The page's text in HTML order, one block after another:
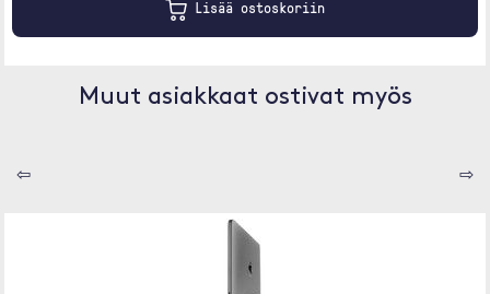
Lisää ostoskoriin
Muut asiakkaat ostivat myös
⇦ ⇨